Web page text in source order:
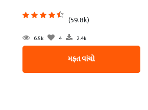
(59.8k)
6.5k 4 2.4k
મફત વાંચો